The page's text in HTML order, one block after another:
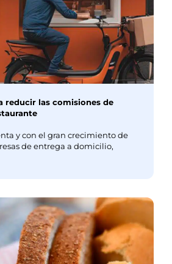
reducir las comisiones de
y con el gran crecimiento de
de entrega a domicilio,